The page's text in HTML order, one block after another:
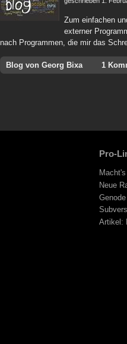
Zum einfachen
externer
nach Programmen, die mir das
Blog von Georg Bixa 1
Pro-
Neue
Artikel: